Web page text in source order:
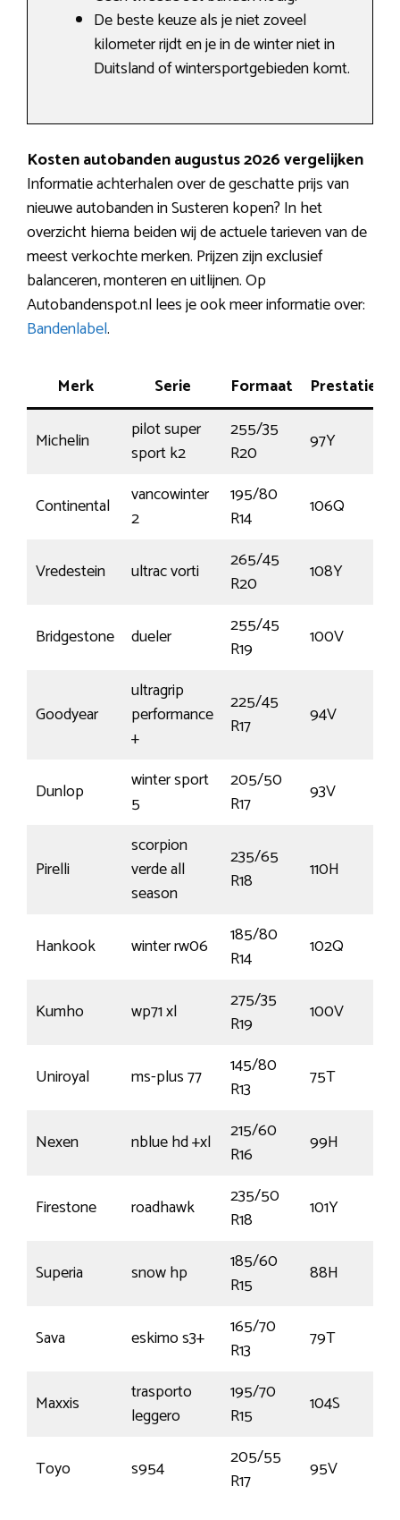
De beste keuze als je niet zoveel
kilometer rijdt en je in de winter niet in
Duitsland of wintersportgebieden komt.
Kosten autobanden augustus 2026 vergelijken
Informatie achterhalen over de geschatte prijs van
nieuwe autobanden in Susteren kopen? In het
overzicht hierna beiden wij de actuele tarieven van de
meest verkochte merken. Prijzen zijn exclusief
balanceren, monteren en uitlijnen. Op
Autobandenspot.nl lees je ook meer informatie over:
Bandenlabel.
Merk Serie Formaat Prestatie
Michelin
pilot super
sport k2
255/35
R20
97Y
Continental
vancowinter
2
195/80
R14
106Q
Vredestein ultrac vorti
265/45
R20
108Y
Bridgestone dueler
255/45
R19
100V
Goodyear
ultragrip
performance
+
225/45
R17
94V
Dunlop
winter sport
5
205/50
R17
93V
Pirelli
scorpion
verde all
season
235/65
R18
110H
Hankook winter rw06
185/80
R14
102Q
Kumho wp71 xl
275/35
R19
100V
Uniroyal ms-plus 77
145/80
R13
75T
Nexen nblue hd +xl
215/60
R16
99H
Firestone roadhawk
235/50
R18
101Y
Superia snow hp
185/60
R15
88H
Sava eskimo s3+
165/70
R13
79T
Maxxis
trasporto
leggero
195/70
R15
104S
Toyo s954
205/55
R17
95V